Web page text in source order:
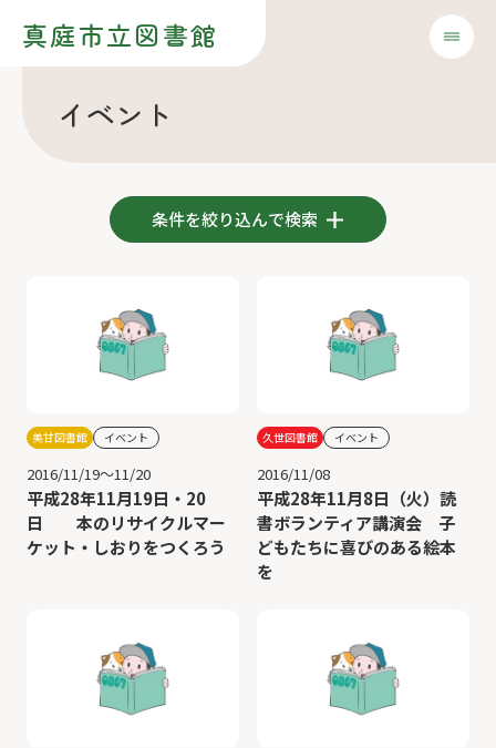
真庭市立図書館
イベント
条件を絞り込んで検索
美甘図書館 イベント
2016/11/19～11/20
平成28年11月19日・20
日 本のリサイクルマー
ケット・しおりをつくろう
久世図書館 イベント
2016/11/08
平成28年11月8日（火）読
書ボランティア講演会 子
どもたちに喜びのある絵本
を